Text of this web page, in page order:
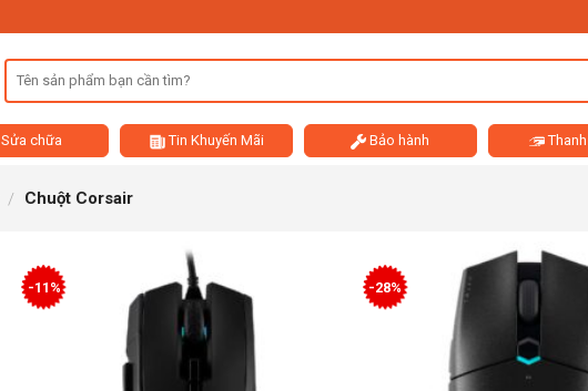
Sửa chữa Tin Khuyến Mãi Bảo hành
/ Chuột Corsair
-11% -28%